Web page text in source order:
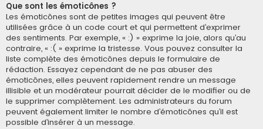
Que sont les émoticônes ?
Les émoticônes sont de petites images qui peuvent être
utilisées grâce à un code court et qui permettent d’exprimer
des sentiments. Par exemple, « :) » exprime la joie, alors qu’au
contraire, « :( » exprime la tristesse. Vous pouvez consulter la
liste complète des émoticônes depuis le formulaire de
rédaction. Essayez cependant de ne pas abuser des
émoticônes, elles peuvent rapidement rendre un message
illisible et un modérateur pourrait décider de le modifier ou de
le supprimer complètement. Les administrateurs du forum
peuvent également limiter le nombre d’émoticônes qu’il est
possible d’insérer à un message.